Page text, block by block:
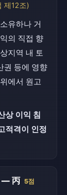
제12조)
유하나 거
의 직접 향
지역 내 토
권 등에 영향
에서 원고
상 이익 침
적격이 인정
— 丙 5점